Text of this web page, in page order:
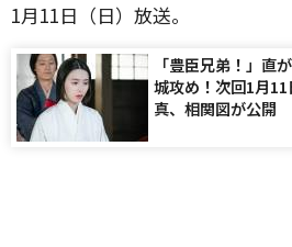
1月11日（日）放送。
「豊臣兄弟！」直
城攻め！次回1月
真、相関図が公開